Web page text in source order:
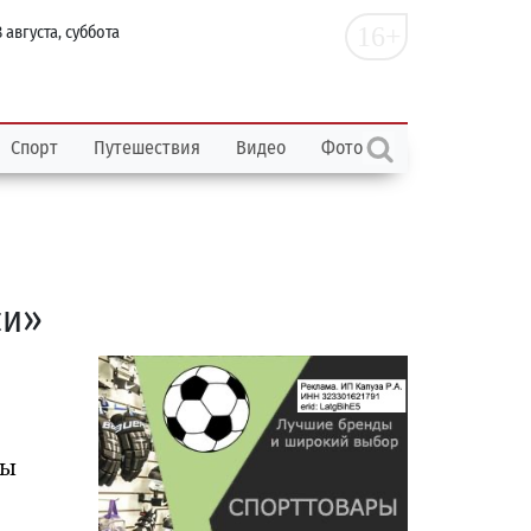
августа, суббота
Спорт Путешествия Видео Фото